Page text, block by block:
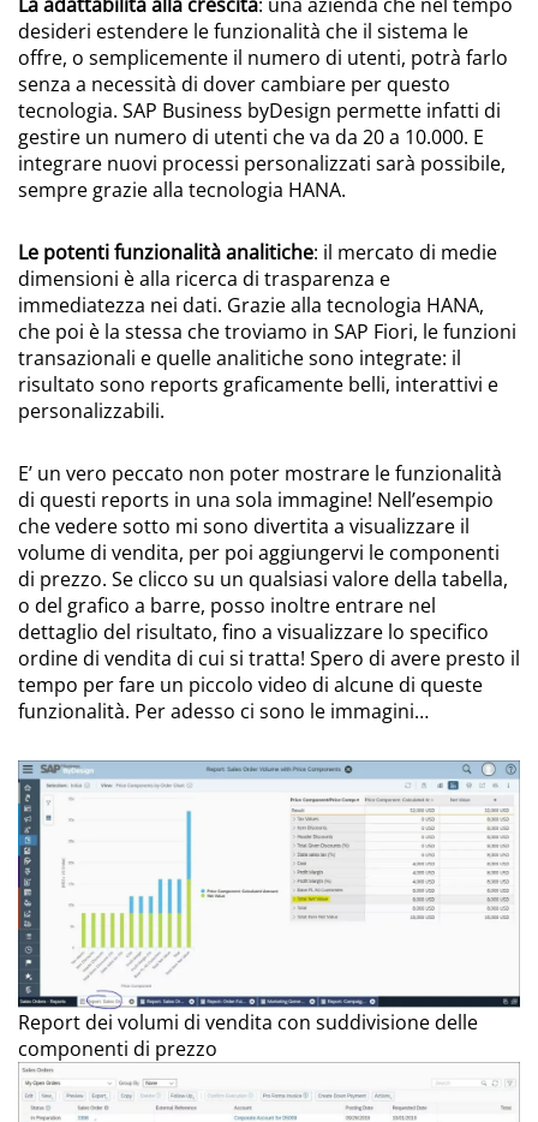
La adattabilità alla crescita: una azienda che nel tempo
desideri estendere le funzionalità che il sistema le
offre, o semplicemente il numero di utenti, potrà farlo
senza a necessità di dover cambiare per questo
tecnologia. SAP Business byDesign permette infatti di
gestire un numero di utenti che va da 20 a 10.000. E
integrare nuovi processi personalizzati sarà possibile,
sempre grazie alla tecnologia HANA.
Le potenti funzionalità analitiche: il mercato di medie
dimensioni è alla ricerca di trasparenza e
immediatezza nei dati. Grazie alla tecnologia HANA,
che poi è la stessa che troviamo in SAP Fiori, le funzioni
transazionali e quelle analitiche sono integrate: il
risultato sono reports graficamente belli, interattivi e
personalizzabili.
E’ un vero peccato non poter mostrare le funzionalità
di questi reports in una sola immagine! Nell’esempio
che vedere sotto mi sono divertita a visualizzare il
volume di vendita, per poi aggiungervi le componenti
di prezzo. Se clicco su un qualsiasi valore della tabella,
o del grafico a barre, posso inoltre entrare nel
dettaglio del risultato, fino a visualizzare lo specifico
ordine di vendita di cui si tratta! Spero di avere presto il
tempo per fare un piccolo video di alcune di queste
funzionalità. Per adesso ci sono le immagini…
Report dei volumi di vendita con suddivisione delle
componenti di prezzo